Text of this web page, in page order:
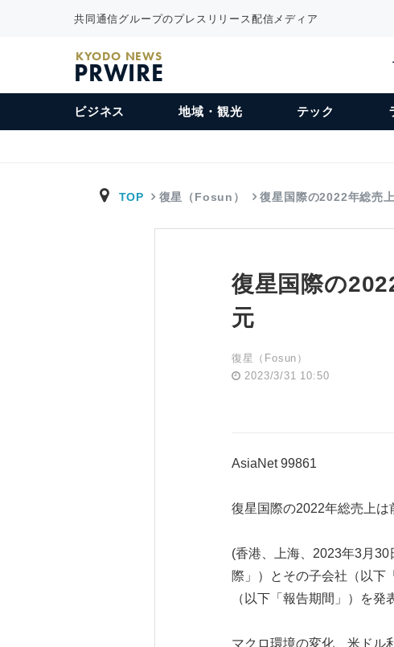
共同通信グループのプレスリリース配信メディア
KYODO NEWS
PRWIRE
ビジネス 地域・観光 テック
TOP 復星（Fosun） 復星国際の2022年総売
復星国際の
元
復星（Fosun）
2023/3/31 10:50
AsiaNet 99861
復星国際の2022年総売上
(香港、上海、2023年3月
際」）とその子会社（以下
（以下「報告期間」）を発
マクロ環境の変化、米ドル